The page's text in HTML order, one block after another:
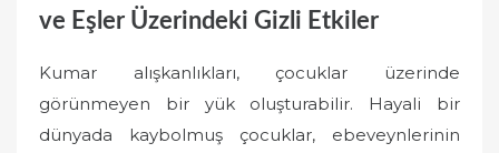
ve Eşler Üzerindeki Gizli Etkiler
Kumar alışkanlıkları, çocuklar üzerinde
görünmeyen bir yük oluşturabilir. Hayali bir
dünyada kaybolmuş çocuklar, ebeveynlerinin